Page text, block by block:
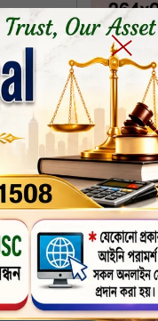
কুপিয়ে গুরুতর